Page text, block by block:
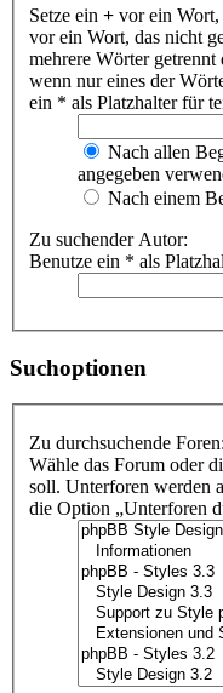
Setze ein + vor ein Wort,
vor ein Wort, das nicht
mehrere Wörter getrennt
wenn nur eines der
ein * als Platzhalter für
Nach allen
angegeben
Nach einem
Zu suchender Autor:
Benutze ein * als
Suchoptionen
Zu durchsuchende Foren:
Wähle das Forum oder
soll. Unterforen werden
die Option „Unterforen